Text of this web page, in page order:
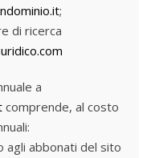
;
di ricerca
a
comprende, al costo
agli abbonati del sito